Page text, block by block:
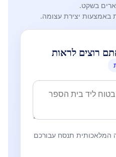
בשקט.
באמצעות יצירת עצומה.
רוצים לראות
המלאכותית תנסח עבורכם